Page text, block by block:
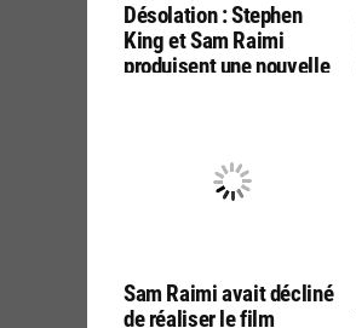
Désolation : Stephen
King et Sam Raimi
produisent une nouvelle
Bloodlines »
Sam Raimi avait décliné
de réaliser le film